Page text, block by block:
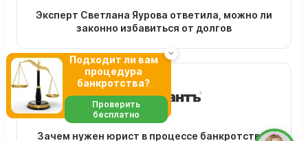
Эксперт Светлана Яурова ответила, можно ли
законно избавиться от долгов
Зачем нужен юрист в процессе банкротства?
Подходит ли вам
процедура
банкротства?
Проверить
бесплатно